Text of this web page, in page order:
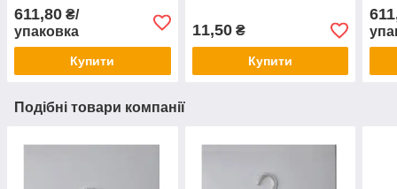
611,80 ₴/
упаковка
Купити
11,50₴
Купити
Подібні товари компанії